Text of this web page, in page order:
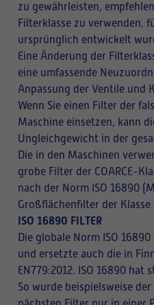
zu gewährleisten,
Filterklasse zu verwenden,
ursprünglich entwickelt
Eine Änderung der
eine umfassende
Anpassung der Ventile und
Wenn Sie einen Filter der
Maschine einsetzen, kann
Ungleichgewicht in der
Die in den Maschinen
grobe Filter der COARCE-
nach der Norm ISO 16890
Großflächenfilter der Klasse
ISO 16890 FILTER
Die globale Norm ISO
und ersetzte auch die in
EN779:2012. ISO 16890
So wurde beispielsweise